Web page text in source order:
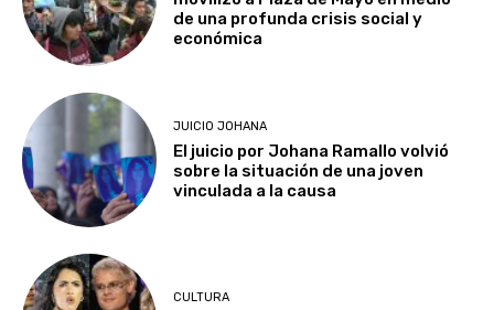
de una profunda crisis social y
económica
JUICIO JOHANA
El juicio por Johana Ramallo volvió
sobre la situación de una joven
vinculada a la causa
CULTURA